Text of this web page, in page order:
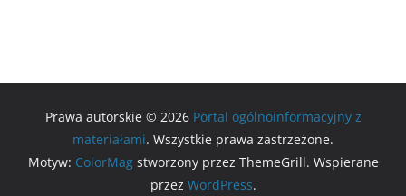
Prawa autorskie © 2026 Portal ogólnoinformacyjny z
materiałami. Wszystkie prawa zastrzeżone.
Motyw: ColorMagstworzony przez ThemeGrill. Wspierane
przez WordPress.